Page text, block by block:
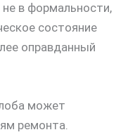
в формальности,
состояние
оправданный
может
ремонта.